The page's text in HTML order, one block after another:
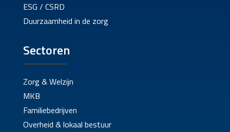
ESG / CSRD
Duurzaamheid in de zorg
Sectoren
Zorg & Welzijn
MKB
Familiebedrijven
Overheid & lokaal bestuur